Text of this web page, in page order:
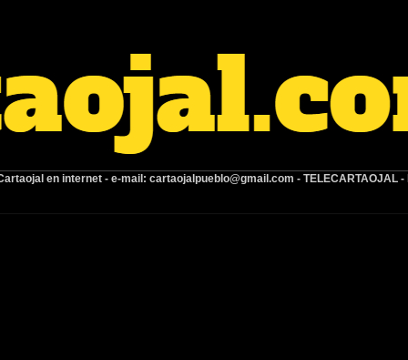
en internet - e-mail: cartaojalpueblo@gmail.com - TELECARTAOJAL -